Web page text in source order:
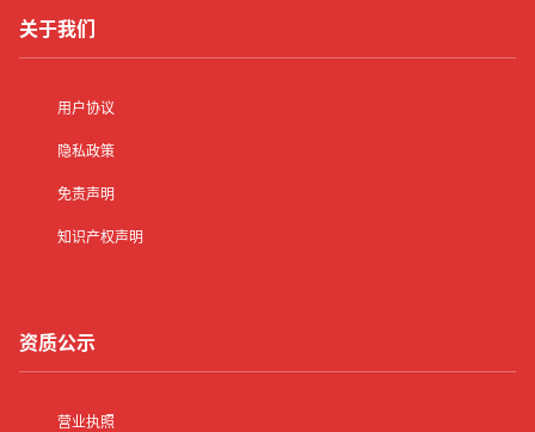
关于我们
用户协议
隐私政策
免责声明
知识产权声明
资质公示
营业执照